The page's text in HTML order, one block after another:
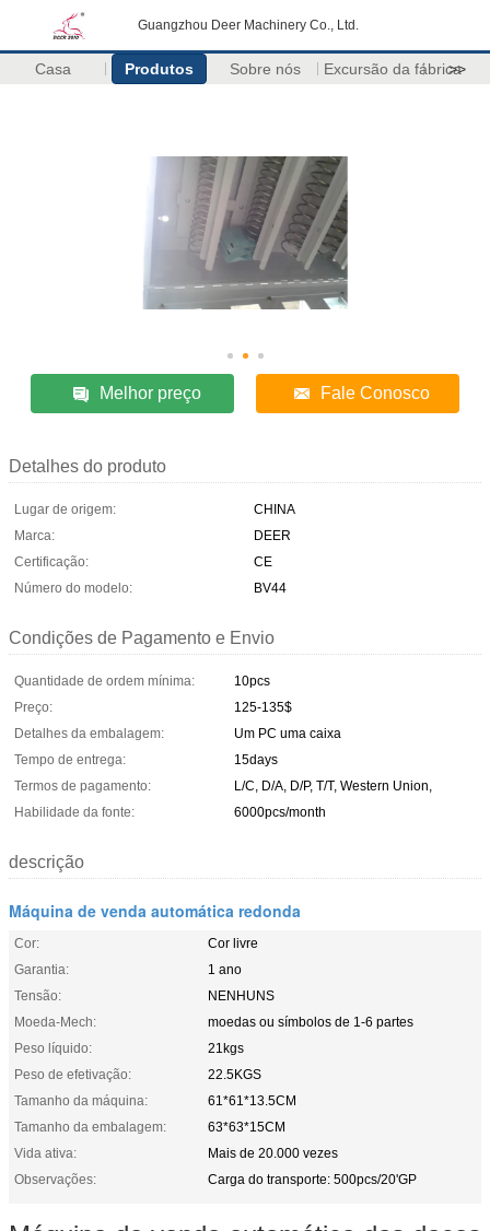
Guangzhou Deer Machinery Co., Ltd.
Casa Produtos Sobre nós Excursão da fábrica
>>
Melhor preço Fale Conosco
Detalhes do produto
Lugar de origem:
CHINA
Marca:
DEER
Certificação:
CE
Número do modelo:
BV44
Condições de Pagamento e Envio
Quantidade de ordem mínima:
10pcs
Preço:
125-135$
Detalhes da embalagem:
Um PC uma caixa
Tempo de entrega:
15days
Termos de pagamento:
L/C, D/A, D/P, T/T, Western Union,
Habilidade da fonte:
6000pcs/month
descrição
Máquina de venda automática redonda
Cor:
Cor livre
Garantia:
1 ano
Tensão:
NENHUNS
Moeda-Mech:
moedas ou símbolos de 1-6 partes
Peso líquido:
21kgs
Peso de efetivação:
22.5KGS
Tamanho da máquina:
61*61*13.5CM
Tamanho da embalagem:
63*63*15CM
Vida ativa:
Mais de 20.000 vezes
Observações:
Carga do transporte: 500pcs/20'GP